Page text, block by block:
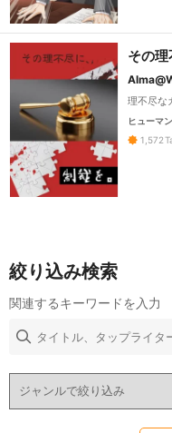
その理
理不尽な
ヒューマン
1,572
絞り込み検索
関連するキーワードを入力